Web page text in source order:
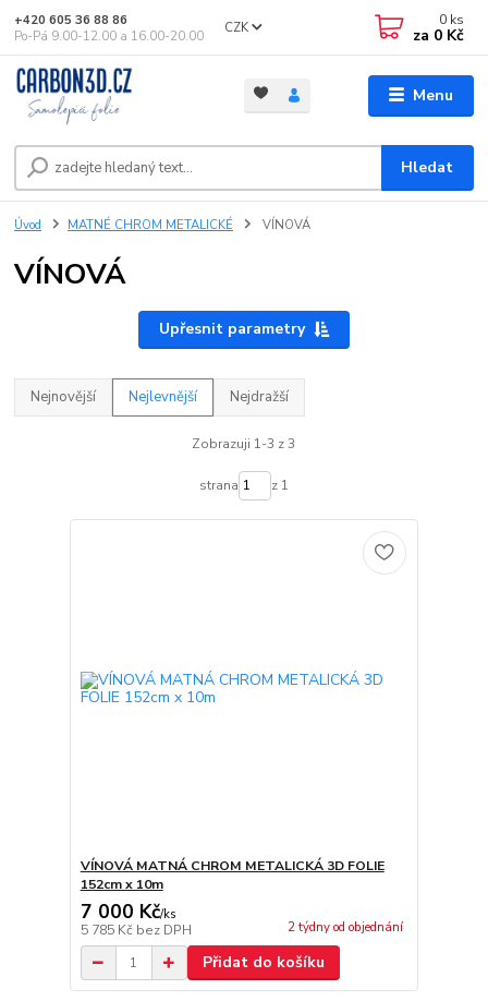
Menu
CZK
Hledat
+420 605 36 88 86
Po-Pá 9.00-12.00 a 16.00-20.00
0 ks
za 0 Kč
Úvod MATNÉ CHROM METALICKÉ VÍNOVÁ
VÍNOVÁ
Upřesnit parametry
Nejnovější Nejlevnější Nejdražší
Zobrazuji 1-3 z 3
strana z 1
VÍNOVÁ MATNÁ CHROM METALICKÁ 3D FOLIE
152cm x 10m
7 000 Kč/ks
5 785 Kč bez DPH 2 týdny od objednání
Přidat do košíku